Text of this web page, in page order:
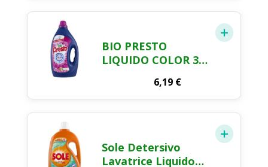
BIO PRESTO
LIQUIDO COLOR 35
6,19 €
Sole Detersivo
Lavatrice Liquido